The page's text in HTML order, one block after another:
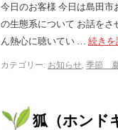
今日のお客様 今日は島田市
の生態系について お話をさ
ん熱心に聴いてい … 続きを
カテゴリー: お知らせ, 季節
狐（ホンド